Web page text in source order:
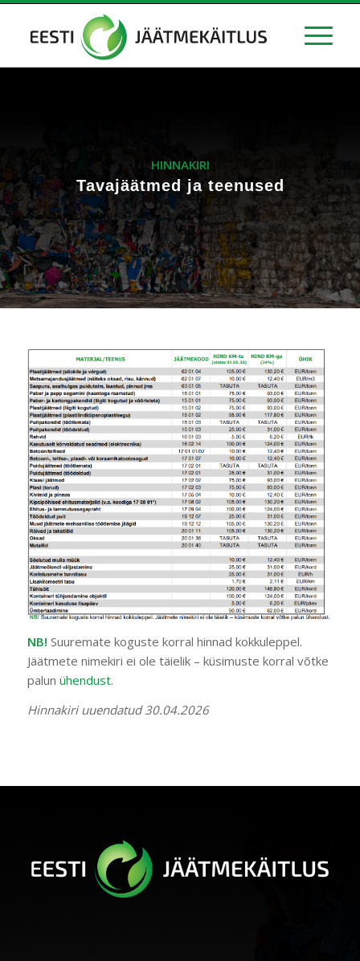
HINNAKIRI
Tavajäätmed ja teenused
NB! Suuremate koguste korral hinnad kokkuleppel.
Jäätmete nimekiri ei ole täielik – küsimuste korral võtke
palun ühendust.
Hinnakiri uuendatud 30.04.2026